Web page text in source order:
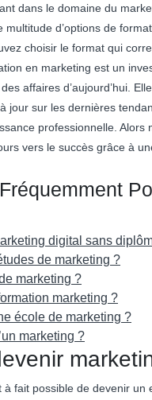
dans le domaine du
multitude d’options de
choisir le format qui
en marketing est un
affaires d’aujourd’hui.
jour sur les dernières
professionnelle.
vers le succès grâce à
digital sans
de marketing ?
marketing ?
marketing ?
école de marketing ?
marketing ?
à fait possible de devenir